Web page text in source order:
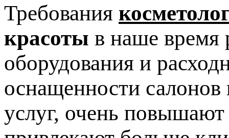
Требования
красоты в наше время
оборудования и
оснащенности салонов
услуг, очень